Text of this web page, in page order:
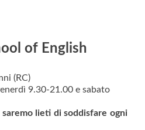
of English
(RC)
9.30-21.00 e sabato
lieti di soddisfare ogni